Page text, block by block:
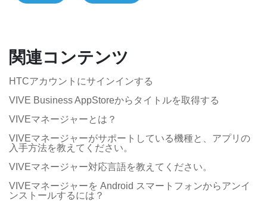
関連コンテンツ
HTCアカウントにサインインする
VIVE Business AppStoreからタイトルを取得する
VIVEマネージャーとは？
VIVEマネージャーがサポートしている機種と、アプリの
入手方法を教えてください。
VIVEマネージャー対応言語を教えてください。
VIVEマネージャーを Android スマートフォンからアンイ
ンストールするには？